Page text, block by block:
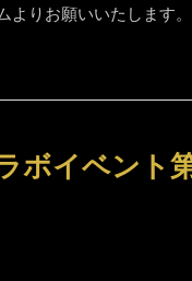
りお願いいたします。
ボイベント